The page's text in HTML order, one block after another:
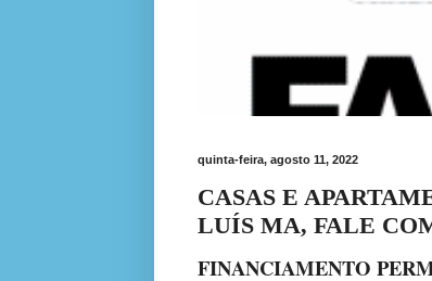
quinta-feira, agosto 11, 2022
CASAS E
LUÍS MA, FALE
FINANCIAMENTO